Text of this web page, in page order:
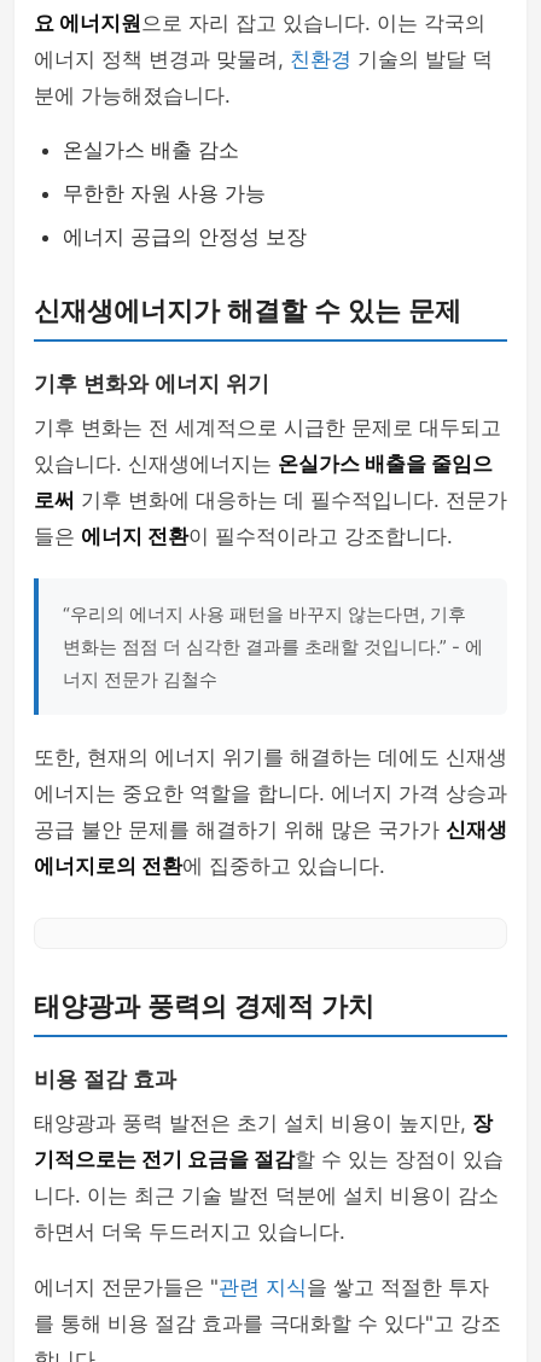
요 에너지원으로 자리 잡고 있습니다. 이는 각국의
에너지 정책 변경과 맞물려, 친환경 기술의 발달 덕
분에 가능해졌습니다.
온실가스 배출 감소
무한한 자원 사용 가능
에너지 공급의 안정성 보장
신재생에너지가 해결할 수 있는 문제
기후 변화와 에너지 위기
기후 변화는 전 세계적으로 시급한 문제로 대두되고
있습니다. 신재생에너지는 온실가스 배출을 줄임으
로써 기후 변화에 대응하는 데 필수적입니다. 전문가
들은 에너지 전환이 필수적이라고 강조합니다.
“우리의 에너지 사용 패턴을 바꾸지 않는다면, 기후
변화는 점점 더 심각한 결과를 초래할 것입니다.” - 에
너지 전문가 김철수
또한, 현재의 에너지 위기를 해결하는 데에도 신재생
에너지는 중요한 역할을 합니다. 에너지 가격 상승과
공급 불안 문제를 해결하기 위해 많은 국가가 신재생
에너지로의 전환에 집중하고 있습니다.
태양광과 풍력의 경제적 가치
비용 절감 효과
태양광과 풍력 발전은 초기 설치 비용이 높지만, 장
기적으로는 전기 요금을 절감할 수 있는 장점이 있습
니다. 이는 최근 기술 발전 덕분에 설치 비용이 감소
하면서 더욱 두드러지고 있습니다.
에너지 전문가들은 "관련 지식을 쌓고 적절한 투자
를 통해 비용 절감 효과를 극대화할 수 있다"고 강조